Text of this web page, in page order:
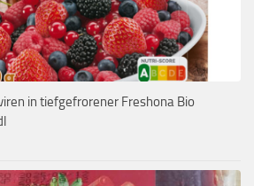
in tiefgefrorener Freshona Bio